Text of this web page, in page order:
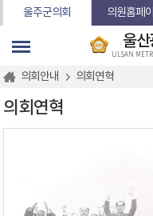
본문바로가기
울주군의회 의원홈페
울산
ULSAN
의회안내 의회연혁
의회연혁